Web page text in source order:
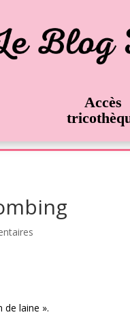
Accès
de laine ».